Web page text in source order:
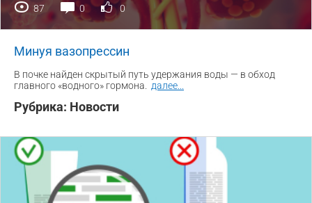
87 0 0
Минуя вазопрессин
В почке найден скрытый путь удержания воды — в обход
главного «водного» гормона.
далее
Рубрика: Новости